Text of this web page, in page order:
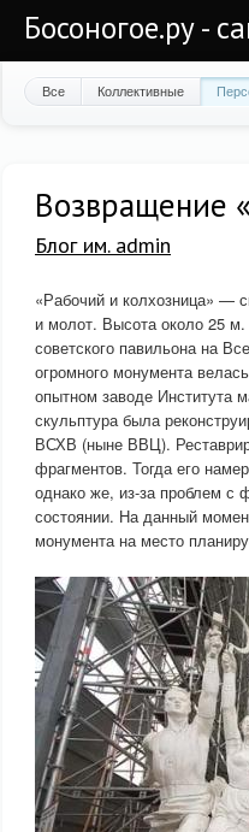
Босоногое.ру -
Все Коллективные
Возвращение
Блог им. admin
«Рабочий и колхозница» —
и молот. Высота около 25
советского павильона на
огромного монумента
опытном заводе Института
скульптура была
ВСХВ (ныне ВВЦ).
фрагментов. Тогда его
однако же, из-за проблем с
состоянии. На данный
монумента на место